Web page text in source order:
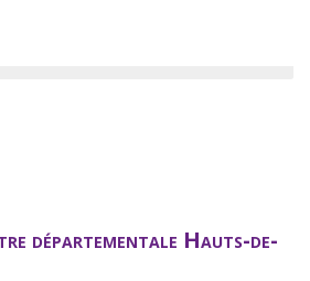
départementale Hauts-de-